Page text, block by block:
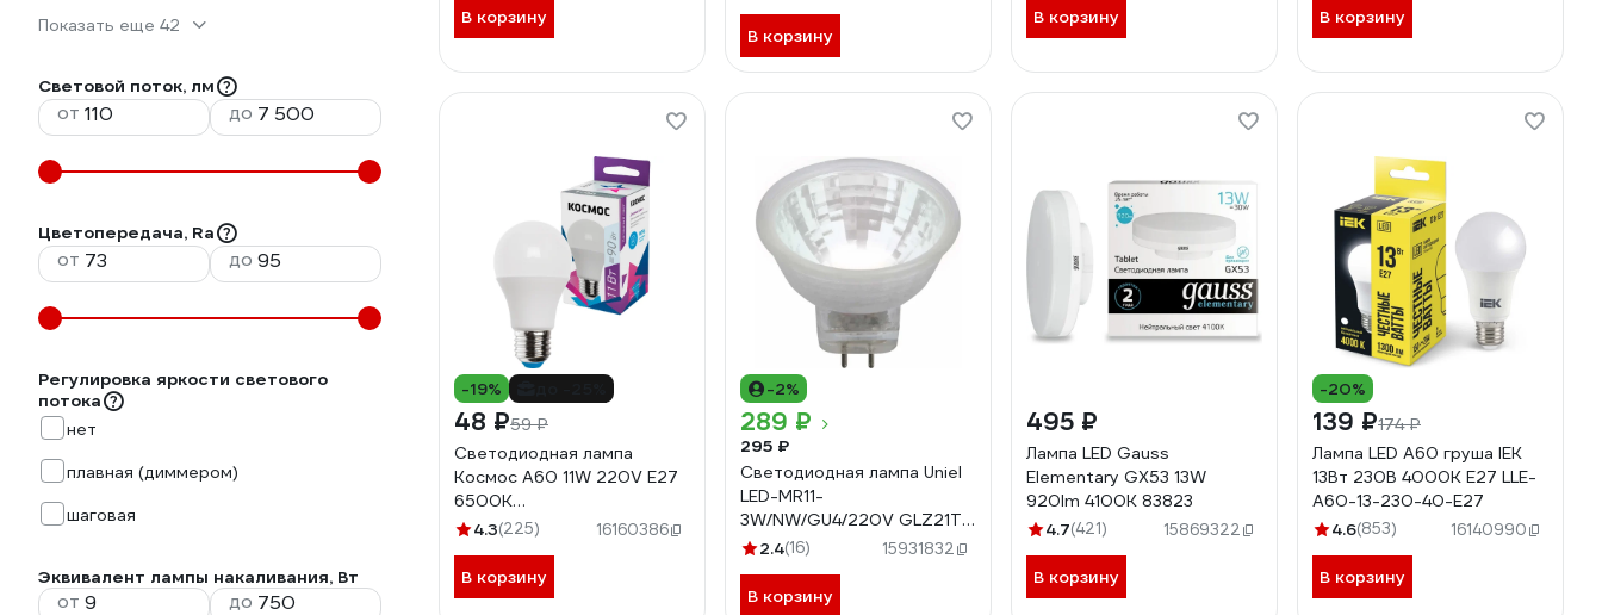
Показать еще 42
Световой поток, лм
от до
Цветопередача, Ra
от до
Регулировка яркости светового
потока
нет
плавная (диммером)
шаговая
Эквивалент лампы накаливания, Вт
от до
В корзину
642800
В корзину
В корзину В корзину
-19%
48 ₽59 ₽
Светодиодная лампа
Космос А60 11W 220V E27
6500K
LkecLED11wA60E2765
4.3(225) 16160386
В корзину
-2%
289 ₽
295 ₽
Светодиодная лампа Uniel
LED-MR11-
3W/NW/GU4/220V GLZ21TR,
220V. Прозрачная. UL-
2.4(16) 15931832
В корзину
495 ₽
Лампа LED Gauss
Elementary GX53 13W
920lm 4100K 83823
4.7(421) 15869322
В корзину
-20%
139 ₽174 ₽
Лампа LED A60 груша IEK
13Вт 230В 4000К E27 LLE-
A60-13-230-40-E27
4.6(853) 16140990
В корзину